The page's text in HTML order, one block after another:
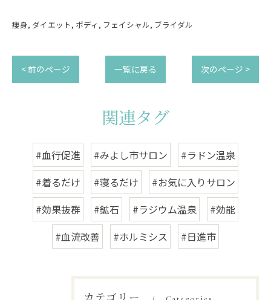
痩身 ダイエット ボディ フェイシャル ブライダル
< 前のページ 一覧に戻る 次のページ >
関連タグ
#血行促進 #みよし市サロン
#ラドン温泉
#着るだけ
#寝るだけ
#お気に入りサロン
#効果抜群
#鉱石 #ラジウム温泉
#効能
#血流改善
#ホルミシス #日進市